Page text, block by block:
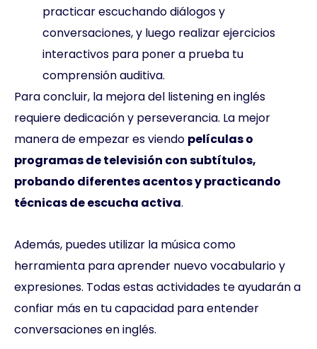
practicar escuchando diálogos y
conversaciones, y luego realizar ejercicios
interactivos para poner a prueba tu
comprensión auditiva.
Para concluir, la mejora del listening en inglés
requiere dedicación y perseverancia. La mejor
manera de empezar es viendo películas o
programas de televisión con subtítulos,
probando diferentes acentos y practicando
técnicas de escucha activa.
Además, puedes utilizar la música como
herramienta para aprender nuevo vocabulario y
expresiones. Todas estas actividades te ayudarán a
confiar más en tu capacidad para entender
conversaciones en inglés.